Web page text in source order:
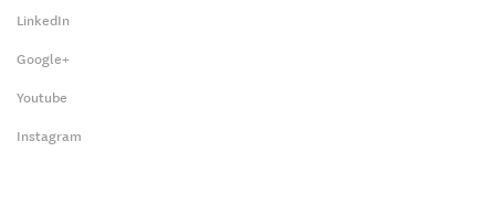
LinkedIn
Google+
Youtube
Instagram